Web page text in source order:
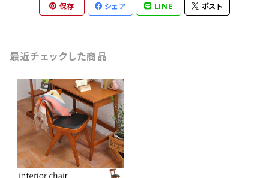
保存 シェア LINE ポスト
最近チェックした商品